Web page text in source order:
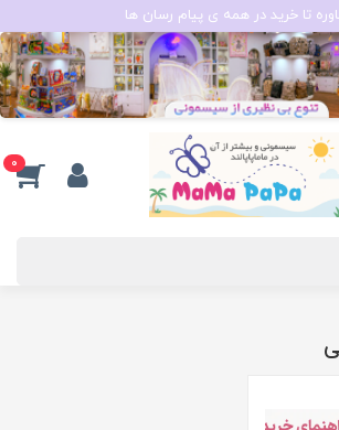
تا خرید در همه ی پیام رسان ها
0